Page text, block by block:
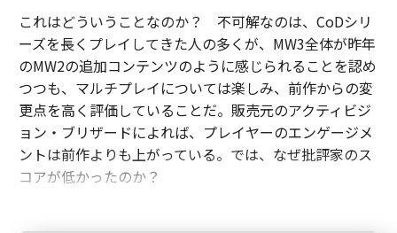
これはどういうことなのか？ 不可解なのは、CoDシリ
ーズを長くプレイしてきた人の多くが、MW3全体が昨年
のMW2の追加コンテンツのように感じられることを認め
つつも、マルチプレイについては楽しみ、前作からの変
更点を高く評価していることだ。販売元のアクティビジ
ョン・ブリザードによれば、プレイヤーのエンゲージメ
ントは前作よりも上がっている。では、なぜ批評家のス
コアが低かったのか？